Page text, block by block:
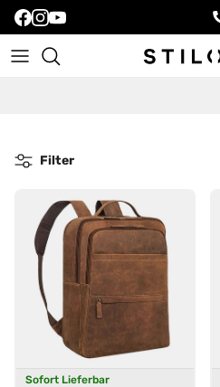
Filter
Sofort Lieferbar